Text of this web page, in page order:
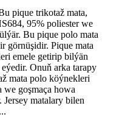
pique trikotaž mata,
95% poliester we
Bu pique polo mata
görnüşidir. Pique mata
emele getirip bilýän
Onuň arka tarapy
mata polo köýnekleri
goşmaça howa
matalary bilen